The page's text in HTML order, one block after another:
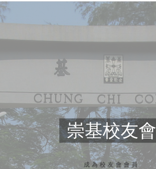
崇基校友會
成為校友會會員